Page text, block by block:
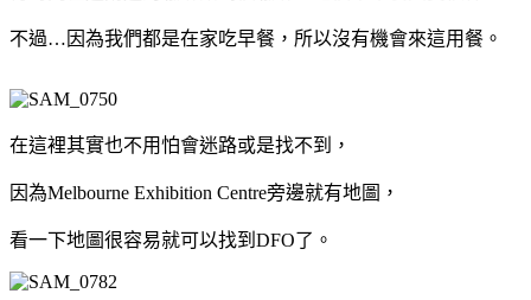
不過…因為我們都是在家吃早餐，所以沒有機會來這用餐。
在這裡其實也不用怕會迷路或是找不到，
因為Melbourne Exhibition Centre旁邊就有地圖，
看一下地圖很容易就可以找到DFO了。